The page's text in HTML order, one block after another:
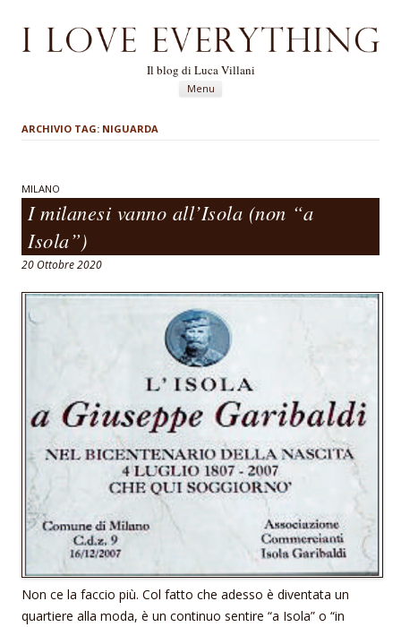
Il blog di Luca Villani
Menu
ARCHIVIO TAG: NIGUARDA
MILANO
I milanesi vanno all’Isola (non “a
Isola”)
20 Ottobre 2020
Non ce la faccio più. Col fatto che adesso è diventata un
quartiere alla moda, è un continuo sentire “a Isola” o “in